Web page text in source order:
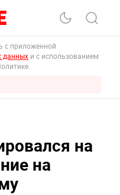
с приложенной
данных и с использованием
на
на